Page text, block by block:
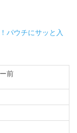
パウチにサッと入
前